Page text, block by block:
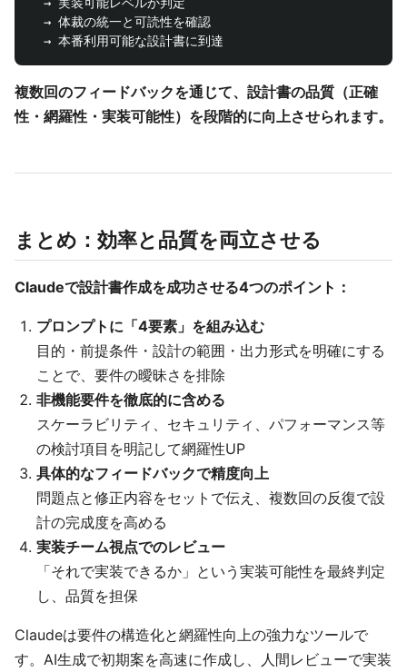
  → 体裁の統一と可読性を確認
複数回のフィードバックを通じて、設計書の品質（正確
性・網羅性・実装可能性）を段階的に向上させられます。
まとめ：効率と品質を両立させる
Claudeで設計書作成を成功させる4つのポイント：
プロンプトに「4要素」を組み込む
目的・前提条件・設計の範囲・出力形式を明確にする
ことで、要件の曖昧さを排除
非機能要件を徹底的に含める
スケーラビリティ、セキュリティ、パフォーマンス等
の検討項目を明記して網羅性UP
具体的なフィードバックで精度向上
問題点と修正内容をセットで伝え、複数回の反復で設
計の完成度を高める
実装チーム視点でのレビュー
「それで実装できるか」という実装可能性を最終判定
し、品質を担保
Claudeは要件の構造化と網羅性向上の強力なツールで
す。AI生成で初期案を高速に作成し、人間レビューで実装